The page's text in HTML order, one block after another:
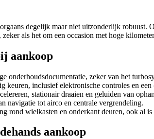
degelijk maar niet uitzonderlijk
als het om een occasion met hoge
aankoop
onderhoudsdocumentatie, zeker van het
keuren, inclusief elektronische controles en een
stationair draaien en geluiden van
navigatie tot airco en centrale vergrendeling.
rond wielkasten en onderkant deuren, ook al
aankoop